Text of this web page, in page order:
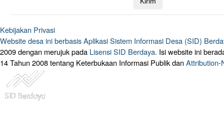
Kebijakan Privasi
Website desa ini berbasisAplikasi Sistem Informasi Desa (SID)
2009 dengan merujuk pada Lisensi SID Berdaya. Isi website ini
14 Tahun 2008 tentang Keterbukaan Informasi Publik danAttribution-